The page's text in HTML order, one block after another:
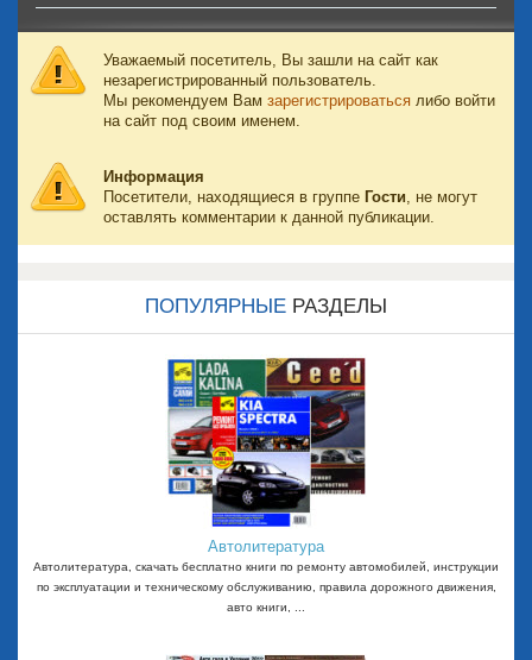
Уважаемый посетитель, Вы зашли на сайт как
незарегистрированный пользователь.
Мы рекомендуем Вам зарегистрироваться либо войти
на сайт под своим именем.
Информация
Посетители, находящиеся в группе Гости, не могут
оставлять комментарии к данной публикации.
ПОПУЛЯРНЫЕ РАЗДЕЛЫ
Автолитература
Автолитература, скачать бесплатно книги по ремонту автомобилей, инструкции
по эксплуатации и техническому обслуживанию, правила дорожного движения,
авто книги, ...